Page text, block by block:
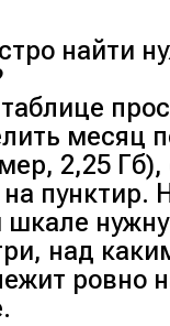
найти
месяц
2,25
на пунктир.
шкале
над
ровно